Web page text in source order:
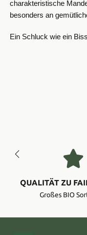
charakteristische
besonders an
Ein Schluck wie ein
QUALITÄT ZU
Großes BIO